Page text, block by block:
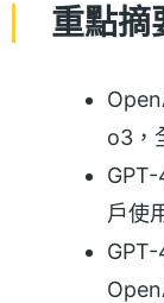
重點摘
o3，
戶使